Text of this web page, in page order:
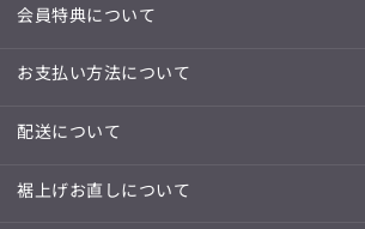
会員特典について
お支払い方法について
配送について
裾上げお直しについて